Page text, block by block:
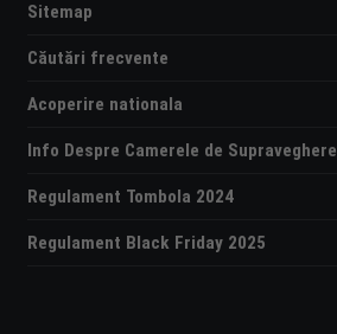
Sitemap
Căutări frecvente
Acoperire nationala
Info Despre Camerele de Supraveghere
Regulament Tombola 2024
Regulament Black Friday 2025